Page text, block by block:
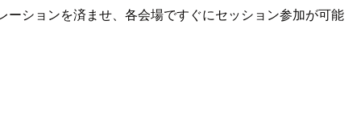
ションを済ませ、各会場ですぐにセッション参加が可能